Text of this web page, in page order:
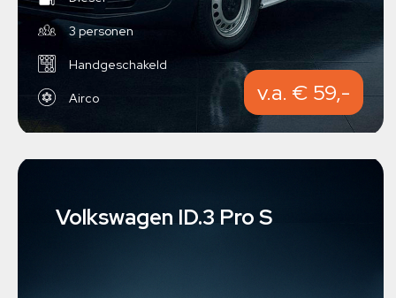
3 personen
Handgeschakeld
Airco v.a. € 59,-
Volkswagen ID.3 Pro S